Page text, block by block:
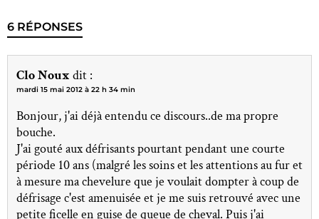
6 RÉPONSES
Clo Noux dit :
mardi 15 mai 2012 à 22 h 34 min
Bonjour, j'ai déjà entendu ce discours..de ma propre
bouche.
J'ai gouté aux défrisants pourtant pendant une courte
période 10 ans (malgré les soins et les attentions au fur et
à mesure ma chevelure que je voulait dompter à coup de
défrisage c'est amenuisée et je me suis retrouvé avec une
petite ficelle en guise de queue de cheval. Puis j'ai